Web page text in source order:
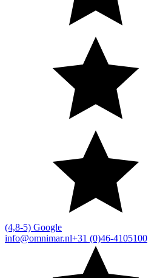
(4,8-5) Google
info@omnimar.nl+31 (0)46-4105100